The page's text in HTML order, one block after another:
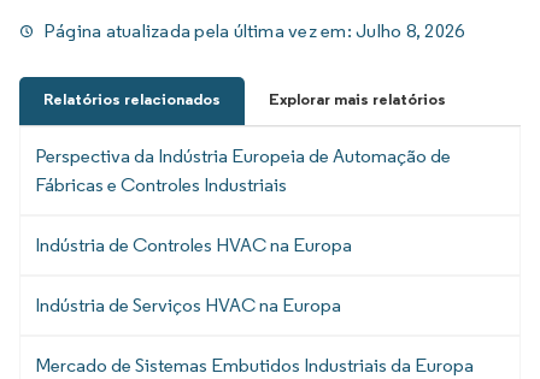
Página atualizada pela última vez em:Julho 8, 2026
Relatórios relacionados Explorar mais relatórios
Perspectiva da Indústria Europeia de Automação de
Fábricas e Controles Industriais
Indústria de Controles HVAC na Europa
Indústria de Serviços HVAC na Europa
Mercado de Sistemas Embutidos Industriais da Europa